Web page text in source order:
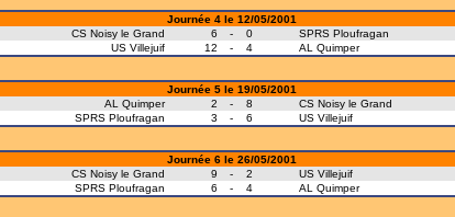
Journée 4 le 12/05/2001
CS Noisy le Grand
6 - 0
SPRS Ploufragan
US Villejuif
12 - 4 AL Quimper
Journée 5 le 19/05/2001
AL Quimper
2 - 8
CS Noisy le Grand
SPRS Ploufragan
3 - 6 US Villejuif
Journée 6 le 26/05/2001
CS Noisy le Grand
9 - 2
US Villejuif
SPRS Ploufragan
6 - 4 AL Quimper